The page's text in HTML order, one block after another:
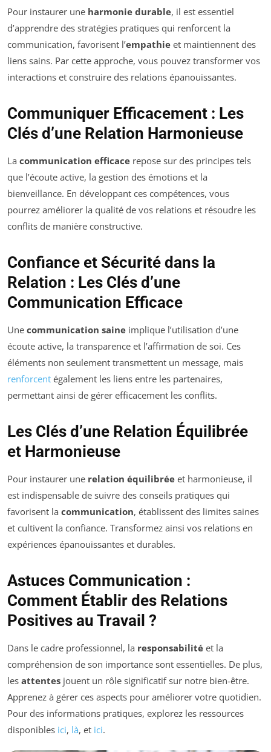
Pour instaurer une harmonie durable, il est essentiel
d’apprendre des stratégies pratiques qui renforcent la
communication, favorisent l’empathie et maintiennent des
liens sains. Par cette approche, vous pouvez transformer vos
interactions et construire des relations épanouissantes.
Communiquer Efficacement : Les
Clés d’une Relation Harmonieuse
La communication efficace repose sur des principes tels
que l’écoute active, la gestion des émotions et la
bienveillance. En développant ces compétences, vous
pourrez améliorer la qualité de vos relations et résoudre les
conflits de manière constructive.
Confiance et Sécurité dans la
Relation : Les Clés d’une
Communication Efficace
Une communication saine implique l’utilisation d’une
écoute active, la transparence et l’affirmation de soi. Ces
éléments non seulement transmettent un message, mais
renforcent également les liens entre les partenaires,
permettant ainsi de gérer efficacement les conflits.
Les Clés d’une Relation Équilibrée
et Harmonieuse
Pour instaurer une relation équilibrée et harmonieuse, il
est indispensable de suivre des conseils pratiques qui
favorisent la communication, établissent des limites saines
et cultivent la confiance. Transformez ainsi vos relations en
expériences épanouissantes et durables.
Astuces Communication :
Comment Établir des Relations
Positives au Travail ?
Dans le cadre professionnel, la responsabilité et la
compréhension de son importance sont essentielles. De plus,
les attentes jouent un rôle significatif sur notre bien-être.
Apprenez à gérer ces aspects pour améliorer votre quotidien.
Pour des informations pratiques, explorez les ressources
disponibles ici, là, et ici.